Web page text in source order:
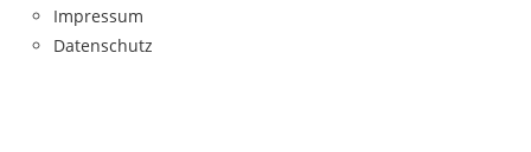
Impres­sum
Daten­schutz